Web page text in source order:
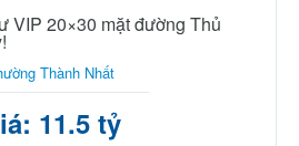
VIP 20×30 mặt đường Thủ
Thành Nhất
11.5 tỷ